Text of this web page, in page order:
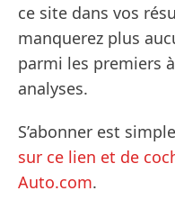
ce site dans vos
manquerez plus
parmi les premiers
analyses.
S’abonner est
sur ce lien et de
Auto.com.